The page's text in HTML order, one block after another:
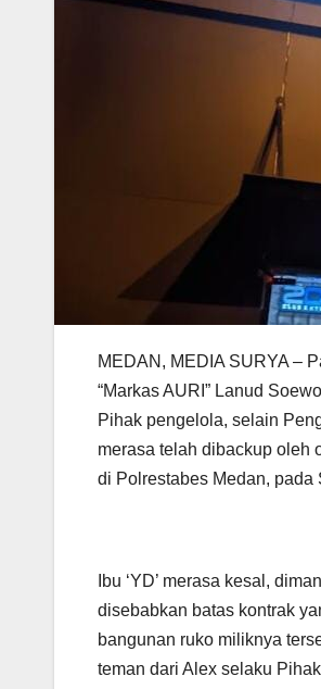
MEDAN, MEDIA SURYA –
“Markas AURI” Lanud
Pihak pengelola, selain
merasa telah dibackup oleh
di Polrestabes Medan, pada
Ibu ‘YD’ merasa kesal,
disebabkan batas kontrak
bangunan ruko miliknya
teman dari Alex selaku